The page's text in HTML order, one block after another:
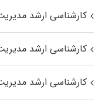
کارشناسی ارشد
کارشناسی ارشد
کارشناسی ارشد